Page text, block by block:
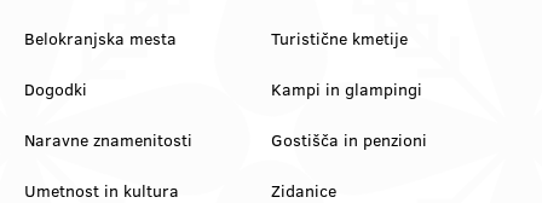
Belokranjska mesta
Dogodki
Naravne znamenitosti
Umetnost in kultura
Turistične kmetije
Kampi in glampingi
Gostišča in penzioni
Zidanice